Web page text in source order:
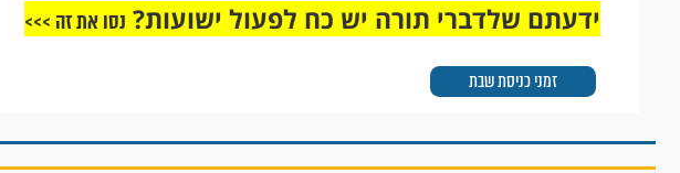
זמני כניסת שבת
ידעתם שלדברי תורה יש כח לפעול ישועות? נסו את זה >>>